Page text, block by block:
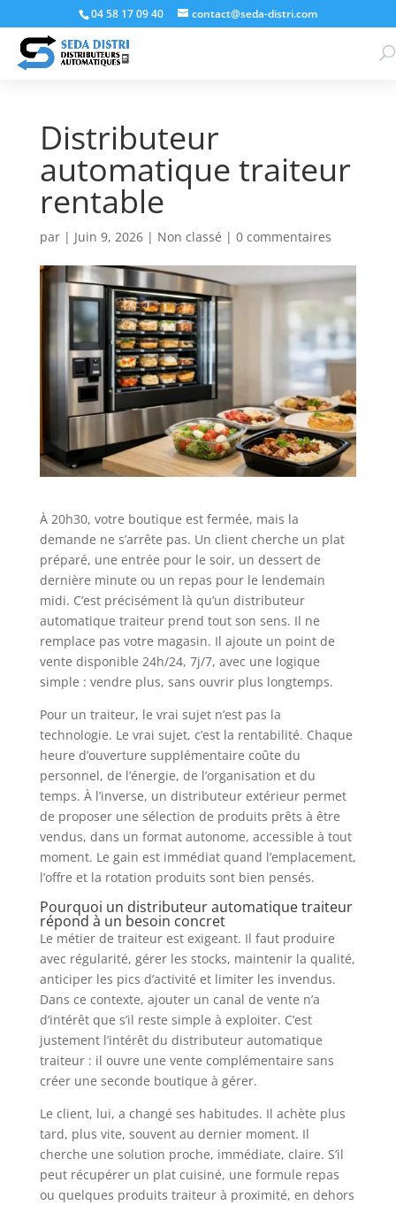
04 58 17 09 40 contact@seda-distri.com
Distributeur
automatique traiteur
rentable
par | Juin 9, 2026| Non classé | 0 commentaires
À 20h30, votre boutique est fermée, mais la
demande ne s’arrête pas. Un client cherche un plat
préparé, une entrée pour le soir, un dessert de
dernière minute ou un repas pour le lendemain
midi. C’est précisément là qu’un distributeur
automatique traiteur prend tout son sens. Il ne
remplace pas votre magasin. Il ajoute un point de
vente disponible 24h/24, 7j/7, avec une logique
simple : vendre plus, sans ouvrir plus longtemps.
Pour un traiteur, le vrai sujet n’est pas la
technologie. Le vrai sujet, c’est la rentabilité. Chaque
heure d’ouverture supplémentaire coûte du
personnel, de l’énergie, de l’organisation et du
temps. À l’inverse, un distributeur extérieur permet
de proposer une sélection de produits prêts à être
vendus, dans un format autonome, accessible à tout
moment. Le gain est immédiat quand l’emplacement,
l’offre et la rotation produits sont bien pensés.
Pourquoi un distributeur automatique traiteur
répond à un besoin concret
Le métier de traiteur est exigeant. Il faut produire
avec régularité, gérer les stocks, maintenir la qualité,
anticiper les pics d’activité et limiter les invendus.
Dans ce contexte, ajouter un canal de vente n’a
d’intérêt que s’il reste simple à exploiter. C’est
justement l’intérêt du distributeur automatique
traiteur : il ouvre une vente complémentaire sans
créer une seconde boutique à gérer.
Le client, lui, a changé ses habitudes. Il achète plus
tard, plus vite, souvent au dernier moment. Il
cherche une solution proche, immédiate, claire. S’il
peut récupérer un plat cuisiné, une formule repas
ou quelques produits traiteur à proximité, en dehors